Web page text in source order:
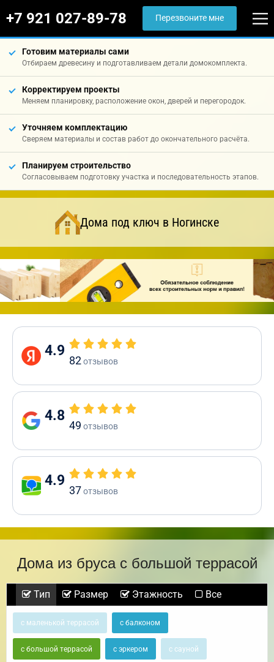
+7 921 027-89-78 Перезвоните мне
Готовим материалы сами
Отбираем древесину и подготавливаем детали домокомплекта.
Корректируем проекты
Меняем планировку, расположение окон, дверей и перегородок.
Уточняем комплектацию
Сверяем материалы и состав работ до окончательного расчёта.
Планируем строительство
Согласовываем подготовку участка и последовательность этапов.
Дома под ключ в Ногинске
4.9
82отзывов
4.8
49 отзывов
4.9
37отзывов
Дома из бруса с большой террасой
Тип Размер Этажность Все
с маленькой террасой с балконом
с большой террасой с эркером с сауной